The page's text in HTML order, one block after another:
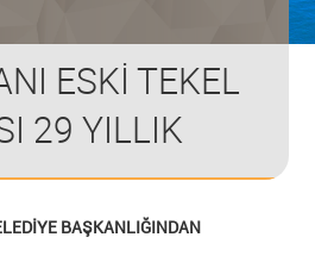
ESKİ TEKEL
29 YILLIK
BAŞKANLIĞINDAN